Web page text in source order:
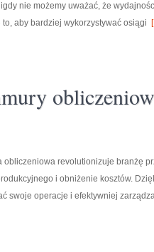
nie możemy uważać, że
aby bardziej wykorzystywać osiągi
obliczeniowa revolutionizuje branżę
i obniżenie kosztów.
swoje operacje i efektywniej